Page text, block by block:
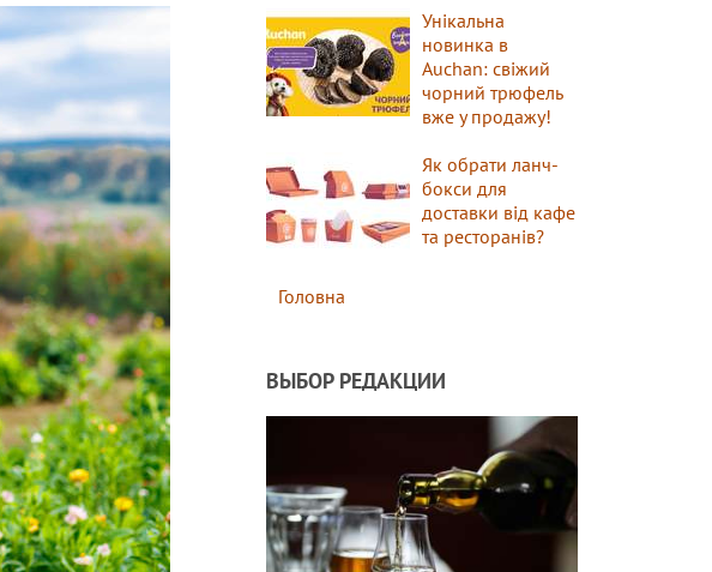
Унікальна
новинка в
Auchan: свіжий
чорний трюфель
вже у продажу!
Як обрати ланч-
бокси для
доставки від кафе
та ресторанів?
Головна
ВЫБОР РЕДАКЦИИ